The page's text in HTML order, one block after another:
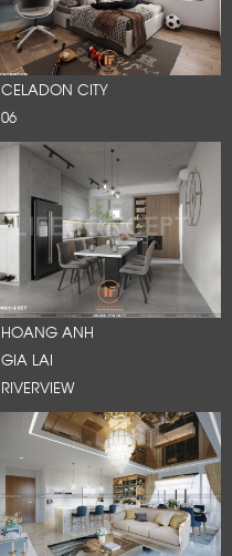
CELADON CITY
06
HOANG ANH
GIA LAI
RIVERVIEW